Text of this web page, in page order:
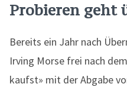
Probieren geht
Bereits ein Jahr nach
Irving Morse frei nach
kaufst» mit der Abgabe